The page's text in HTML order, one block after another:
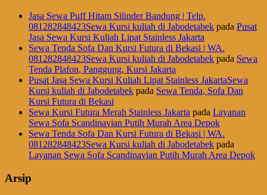
Jasa Sewa Puff Hitam Silinder Bandung | Telp.
081282848423Sewa Kursi kuliah di Jabodetabek pada Pusat
Jasa Sewa Kursi Kuliah Lipat Stainless Jakarta
Sewa Tenda Sofa Dan Kursi Futura di Bekasi | WA.
081282848423Sewa Kursi kuliah di Jabodetabek pada Sewa
Tenda Plafon, Panggung, Kursi Jakarta
Pusat Jasa Sewa Kursi Kuliah Lipat Stainless JakartaSewa
Kursi kuliah di Jabodetabek pada Sewa Tenda, Sofa Dan
Kursi Futura di Bekasi
Sewa Kursi Futura Merah Stainless Jakarta pada Layanan
Sewa Sofa Scandinavian Putih Murah Area Depok
Sewa Tenda Sofa Dan Kursi Futura di Bekasi | WA.
081282848423Sewa Kursi kuliah di Jabodetabek pada
Layanan Sewa Sofa Scandinavian Putih Murah Area Depok
Arsip